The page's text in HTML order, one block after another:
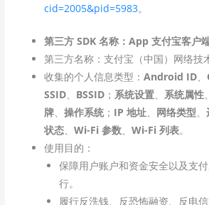
cid=2005&pid=5983。
第三方 SDK 名称：App 支付宝客户
第三方名称：支付宝（中国）网络技
收集的个人信息类型：Android ID、
SSID、 BSSID ； 系统设置、 系统属性
牌、操作系统； IP 地址、 网络类型、
状态、Wi-Fi 参数、Wi-Fi 列表。
使用目的：
保障用户账户和资金安全以及支
行。
履行反洗钱、反恐怖融资、反电